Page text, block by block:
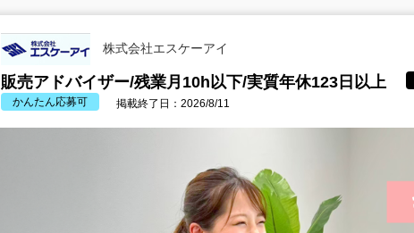
株式会社エスケーアイ
販売アドバイザー/残業月10h以下/実質年休123日以上
かんたん応募可
掲載終了日：2026/8/11